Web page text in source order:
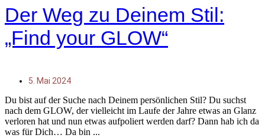
Der Weg zu Deinem Stil:
„Find your GLOW“
5. Mai 2024
Du bist auf der Suche nach Deinem persönlichen Stil? Du suchst
nach dem GLOW, der vielleicht im Laufe der Jahre etwas an Glanz
verloren hat und nun etwas aufpoliert werden darf? Dann hab ich da
was für Dich… Da bin